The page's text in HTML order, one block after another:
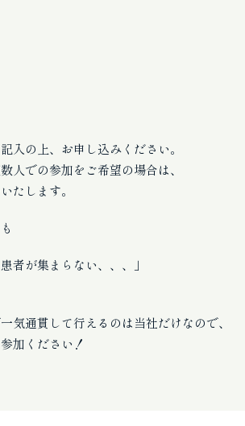
～13:45時間 時間：約30
入の上、お申し込みください。
人での参加をご希望の場合は、
たします。
者が集まらない、、、」
気通貫して行えるのは当社だけなので、
加ください！